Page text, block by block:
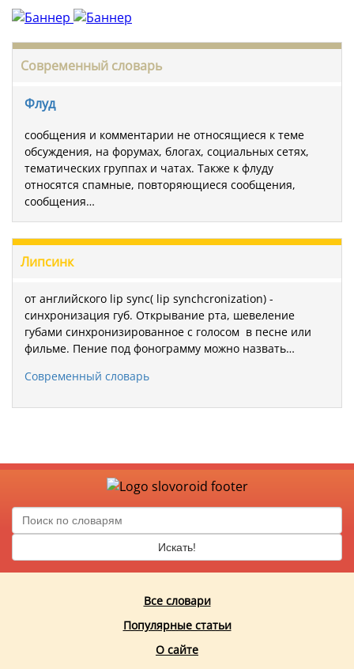
Современный словарь
Флуд
сообщения и комментарии не относящиеся к теме
обсуждения, на форумах, блогах, социальных сетях,
тематических группах и чатах. Также к флуду
относятся спамные, повторяющиеся сообщения,
сообщения…
Липсинк
от английского lip sync( lip synchcronization) -
синхронизация губ. Открывание рта, шевеление
губами синхронизированное с голосом в песне или
фильме. Пение под фонограмму можно назвать…
Современный словарь
Искать!
Все словари
Популярные статьи
О сайте